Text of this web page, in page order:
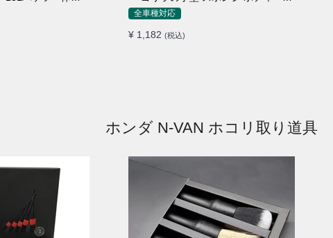
キャスター付き
ートノズル フォ
傷防止 吸水速乾 手洗い 洗車用品 車
オル代用 1個入り
全車種対応
¥ 1,182 (税込)
ホンダ N-VAN ホコリ取り道具